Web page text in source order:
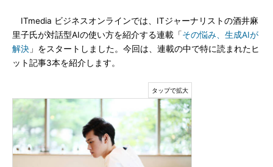
ITmedia ビジネスオンラインでは、ITジャーナリストの酒井麻
里子氏が対話型AIの使い方を紹介する連載「その悩み、生成AIが
解決 」をスタートしました。今回は、連載の中で特に読まれたヒ
ット記事3本を紹介します。